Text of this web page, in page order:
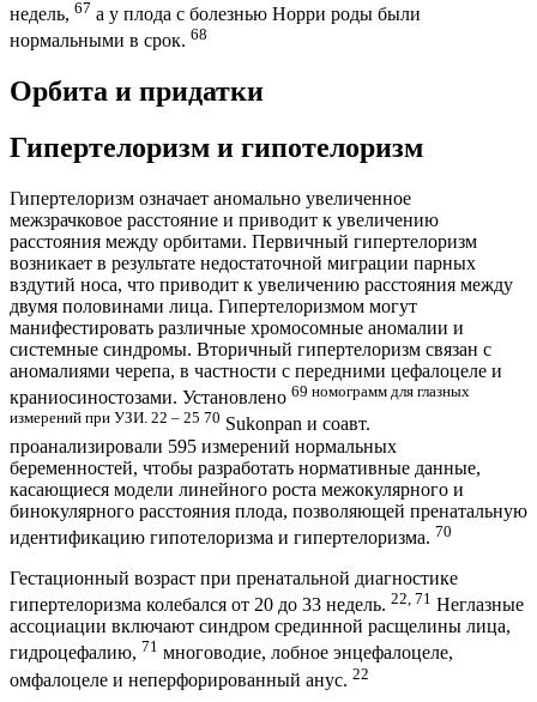
недель, 67 а у плода с болезнью Норри роды были
нормальными в срок. 68
Орбита и придатки
Гипертелоризм и гипотелоризм
Гипертелоризм означает аномально увеличенное
межзрачковое расстояние и приводит к увеличению
расстояния между орбитами. Первичный гипертелоризм
возникает в результате недостаточной миграции парных
вздутий носа, что приводит к увеличению расстояния между
двумя половинами лица. Гипертелоризмом могут
манифестировать различные хромосомные аномалии и
системные синдромы. Вторичный гипертелоризм связан с
аномалиями черепа, в частности с передними цефалоцеле и
краниосиностозами. Установлено 69 номограмм для глазных
измерений при УЗИ. 22 – 25 70 Sukonpan и соавт.
проанализировали 595 измерений нормальных
беременностей, чтобы разработать нормативные данные,
касающиеся модели линейного роста межокулярного и
бинокулярного расстояния плода, позволяющей пренатальную
идентификацию гипотелоризма и гипертелоризма. 70
Гестационный возраст при пренатальной диагностике
гипертелоризма колебался от 20 до 33 недель. 22, 71 Неглазные
ассоциации включают синдром срединной расщелины лица,
гидроцефалию, 71 многоводие, лобное энцефалоцеле,
омфалоцеле и неперфорированный анус. 22